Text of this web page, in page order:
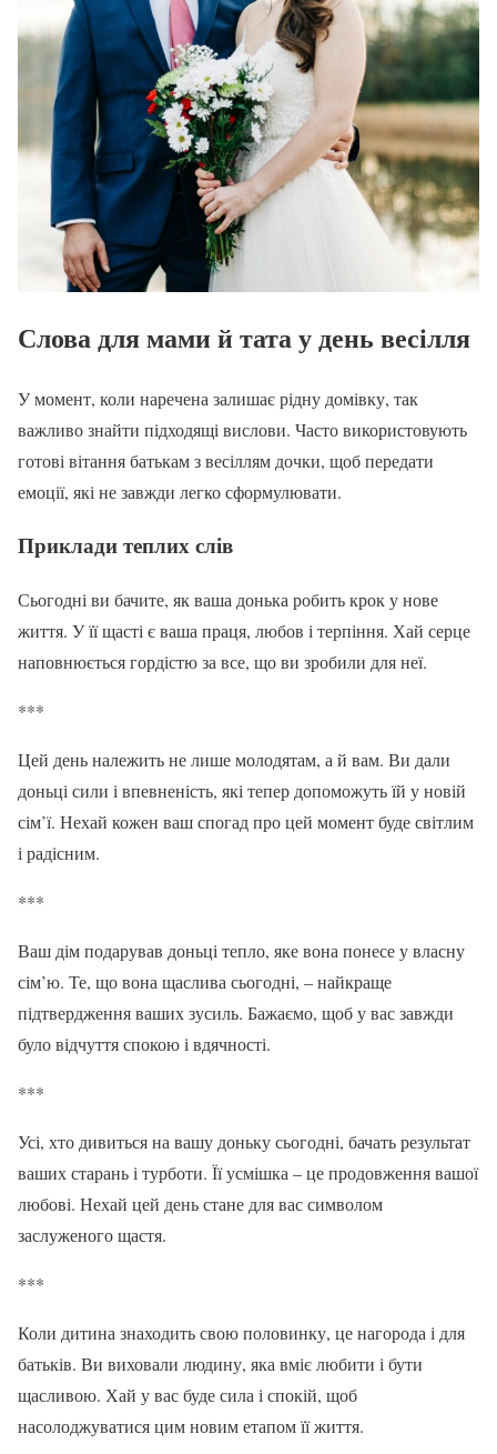
Слова для мами й тата у день весілля
У момент, коли наречена залишає рідну домівку, так
важливо знайти підходящі вислови. Часто використовують
готові вітання батькам з весіллям дочки, щоб передати
емоції, які не завжди легко сформулювати.
Приклади теплих слів
Сьогодні ви бачите, як ваша донька робить крок у нове
життя. У її щасті є ваша праця, любов і терпіння. Хай серце
наповнюється гордістю за все, що ви зробили для неї.
***
Цей день належить не лише молодятам, а й вам. Ви дали
доньці сили і впевненість, які тепер допоможуть їй у новій
сім’ї. Нехай кожен ваш спогад про цей момент буде світлим
і радісним.
***
Ваш дім подарував доньці тепло, яке вона понесе у власну
сім’ю. Те, що вона щаслива сьогодні, – найкраще
підтвердження ваших зусиль. Бажаємо, щоб у вас завжди
було відчуття спокою і вдячності.
***
Усі, хто дивиться на вашу доньку сьогодні, бачать результат
ваших старань і турботи. Її усмішка – це продовження вашої
любові. Нехай цей день стане для вас символом
заслуженого щастя.
***
Коли дитина знаходить свою половинку, це нагорода і для
батьків. Ви виховали людину, яка вміє любити і бути
щасливою. Хай у вас буде сила і спокій, щоб
насолоджуватися цим новим етапом її життя.